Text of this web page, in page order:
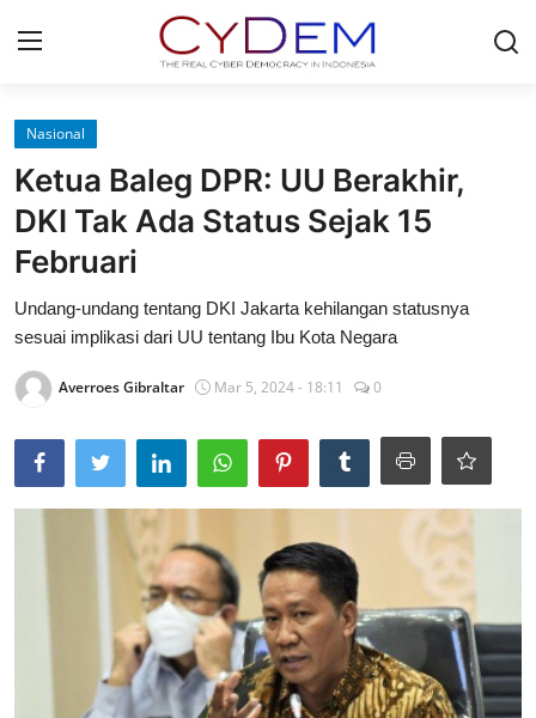
Login
Home
Contact
News
Olahraga
Nasional
Nasional
Ketua Baleg DPR: UU Berakhir,
DKI Tak Ada Status Sejak 15
Februari
Undang-undang tentang DKI Jakarta kehilangan statusnya
sesuai implikasi dari UU tentang Ibu Kota Negara
Averroes Gibraltar Mar 5, 2024 - 18:11 0